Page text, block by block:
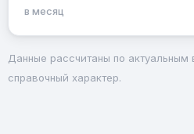
в месяц
Данные рассчитаны по актуальным
справочный характер.